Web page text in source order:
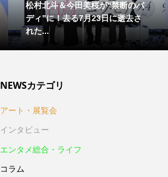
松村北斗＆今田美桜が“禁断のバ
ディ”に！去る7月23日に逝去さ
れた...
NEWSカテゴリ
アート・展覧会
インタビュー
エンタメ総合・ライフ
コラム